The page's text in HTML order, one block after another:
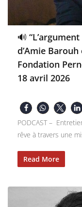
🔊
d’Amie
Fondation
18 avril 2026
PODCAST –
rêve à travers une
Read More